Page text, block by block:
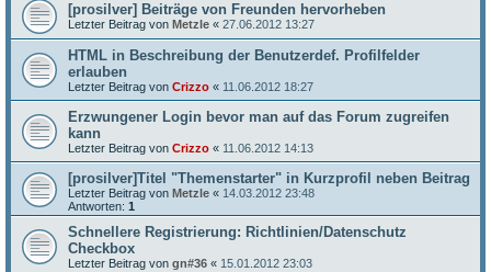
[prosilver] Beiträge von Freunden hervorheben
Letzter Beitrag von Metzle « 27.06.2012 13:27
HTML in Beschreibung der Benutzerdef. Profilfelder
erlauben
Letzter Beitrag von Crizzo « 11.06.2012 18:27
Erzwungener Login bevor man auf das Forum zugreifen
kann
Letzter Beitrag von Crizzo « 11.06.2012 14:13
[prosilver]Titel "Themenstarter" in Kurzprofil neben Beitrag
Letzter Beitrag von Metzle « 14.03.2012 23:48
Antworten: 1
Schnellere Registrierung: Richtlinien/Datenschutz
Checkbox
Letzter Beitrag von gn#36 « 15.01.2012 23:03